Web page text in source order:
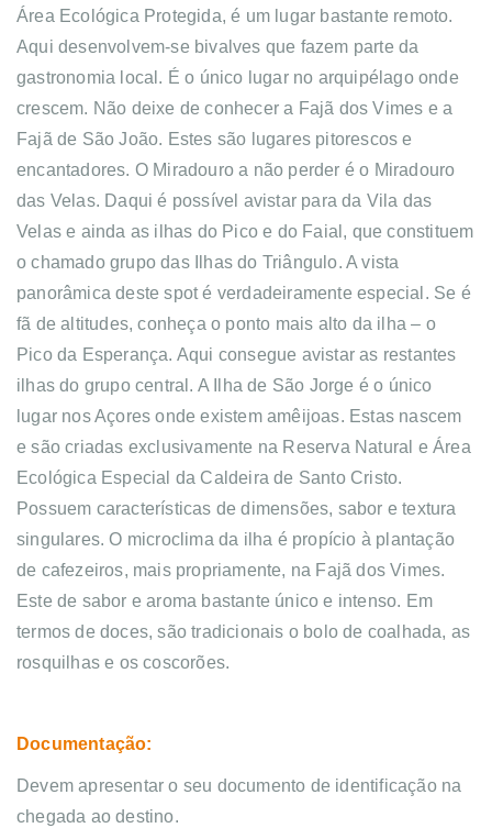
Área Ecológica Protegida, é um lugar bastante remoto.
Aqui desenvolvem-se bivalves que fazem parte da
gastronomia local. É o único lugar no arquipélago onde
crescem. Não deixe de conhecer a Fajã dos Vimes e a
Fajã de São João. Estes são lugares pitorescos e
encantadores. O Miradouro a não perder é o Miradouro
das Velas. Daqui é possível avistar para da Vila das
Velas e ainda as ilhas do Pico e do Faial, que constituem
o chamado grupo das Ilhas do Triângulo. A vista
panorâmica deste spot é verdadeiramente especial. Se é
fã de altitudes, conheça o ponto mais alto da ilha – o
Pico da Esperança. Aqui consegue avistar as restantes
ilhas do grupo central. A Ilha de São Jorge é o único
lugar nos Açores onde existem amêijoas. Estas nascem
e são criadas exclusivamente na Reserva Natural e Área
Ecológica Especial da Caldeira de Santo Cristo.
Possuem características de dimensões, sabor e textura
singulares. O microclima da ilha é propício à plantação
de cafezeiros, mais propriamente, na Fajã dos Vimes.
Este de sabor e aroma bastante único e intenso. Em
termos de doces, são tradicionais o bolo de coalhada, as
rosquilhas e os coscorões.
Documentação:
Devem apresentar o seu documento de identificação na
chegada ao destino.